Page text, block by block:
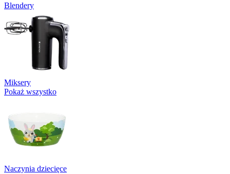
Blendery
Miksery
Pokaż wszystko
Naczynia dziecięce